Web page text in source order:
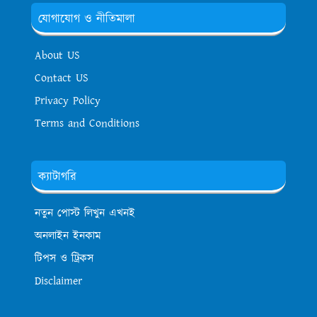
যোগাযোগ ও নীতিমালা
About US
Contact US
Privacy Policy
Terms and Conditions
ক্যাটাগরি
নতুন পোস্ট লিখুন এখনই
অনলাইন ইনকাম
টিপস ও ট্রিকস
Disclaimer